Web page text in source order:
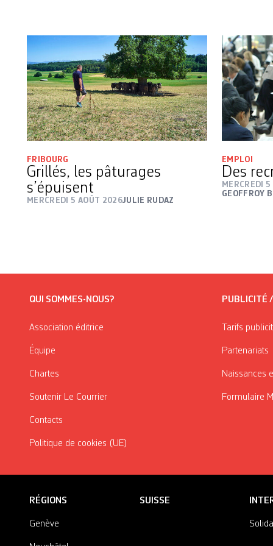
FRIBOURG
Grillés, les pâturages
s’épuisent
MERCREDI 5 AOÛT 2026JULIE RUDAZ
EMPLOI
Des
MERCREDI
GEOFFROY
QUI SOMMES-NOUS?
Association éditrice
Équipe
Chartes
Soutenir Le Courrier
Contacts
Politique de cookies (UE)
PUBLICITÉ
Tarifs
Partenariats
Naissances
Formulaire
RÉGIONS
Genève
SUISSE